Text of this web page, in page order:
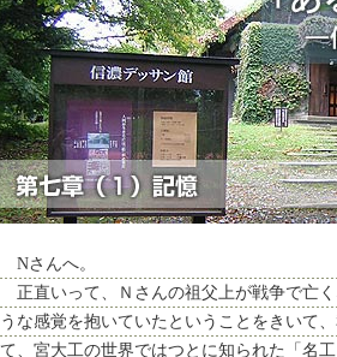
Nさんへ。
正直いって、Ｎさんの祖父上が戦争で亡
うな感覚を抱いていたということをきいて
て、宮大工の世界ではつとに知られた「名